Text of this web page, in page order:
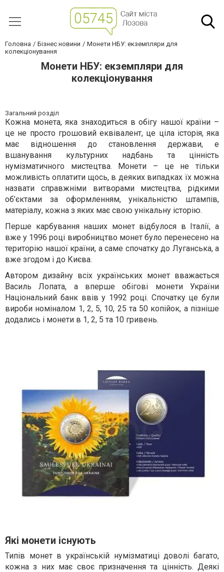
Головна Бізнес новини
Монети НБУ: екземпляри для
колекціонування
Монети НБУ: екземпляри для
колекціонування
Загальний розділ
Кожна монета, яка знаходиться в обігу нашої країни –
це не просто грошовий еквівалент, це ціла історія, яка
має відношення до становлення держави, е
вшанування культурних надбань та цінність
нумізматичного мистецтва. Монети – це не тільки
можливість оплатити щось, в деяких випадках їх можна
назвати справжніми витворами мистецтва, рідкими
об’єктами за оформленням, унікальністю штампів,
матеріалу, кожна з яких має свою унікальну історію.
Перше карбування наших монет відбулося в Італії, а
вже у 1996 році виробництво монет було перенесено на
територію нашої країни, а саме спочатку до Луганська, а
вже згодом і до Києва.
Автором дизайну всіх українських монет вважається
Василь Лопата, а вперше обігові монети України
Національний банк ввів у 1992 році. Спочатку це були
вироби номіналом 1, 2, 5, 10, 25 та 50 копійок, а пізніше
додались і монети в 1, 2, 5 та 10 гривень.
Які монети існують
Типів монет в українській нумізматиці доволі багато,
кожна з них має своє призначення та цінність. Деякі